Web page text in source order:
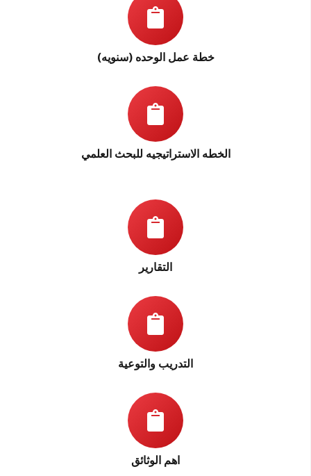
خطة عمل الوحده (سنويه)
الخطه الاستراتيجيه للبحث العلمي
التقارير
التدريب والتوعية
اهم الوثائق